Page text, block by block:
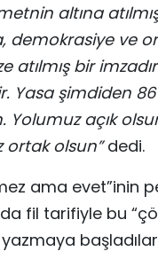
altına
demokrasiye ve
atılmış bir
Yasa şimdiden
Yolumuz açık
ortak olsun”dedi.
ama evet”inin
fil tarifiyle bu